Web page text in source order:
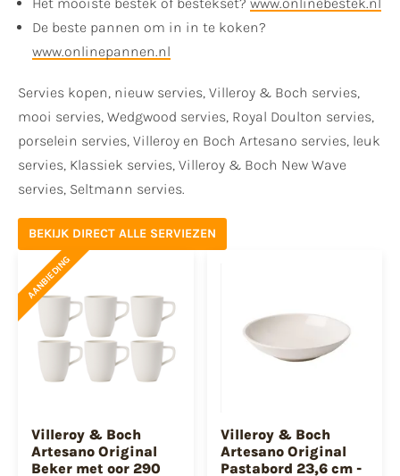
De beste pannen om in in te koken?
www.onlinepannen.nl
Servies kopen, nieuw servies, Villeroy & Boch servies,
mooi servies, Wedgwood servies, Royal Doulton servies,
porselein servies, Villeroy en Boch Artesano servies, leuk
servies, Klassiek servies, Villeroy & Boch New Wave
servies, Seltmann servies.
BEKIJK DIRECT ALLE SERVIEZEN
AANBIEDING
Villeroy & Boch
Artesano Original
Beker met oor 290
Villeroy & Boch
Artesano Original
Pastabord 23,6 cm -